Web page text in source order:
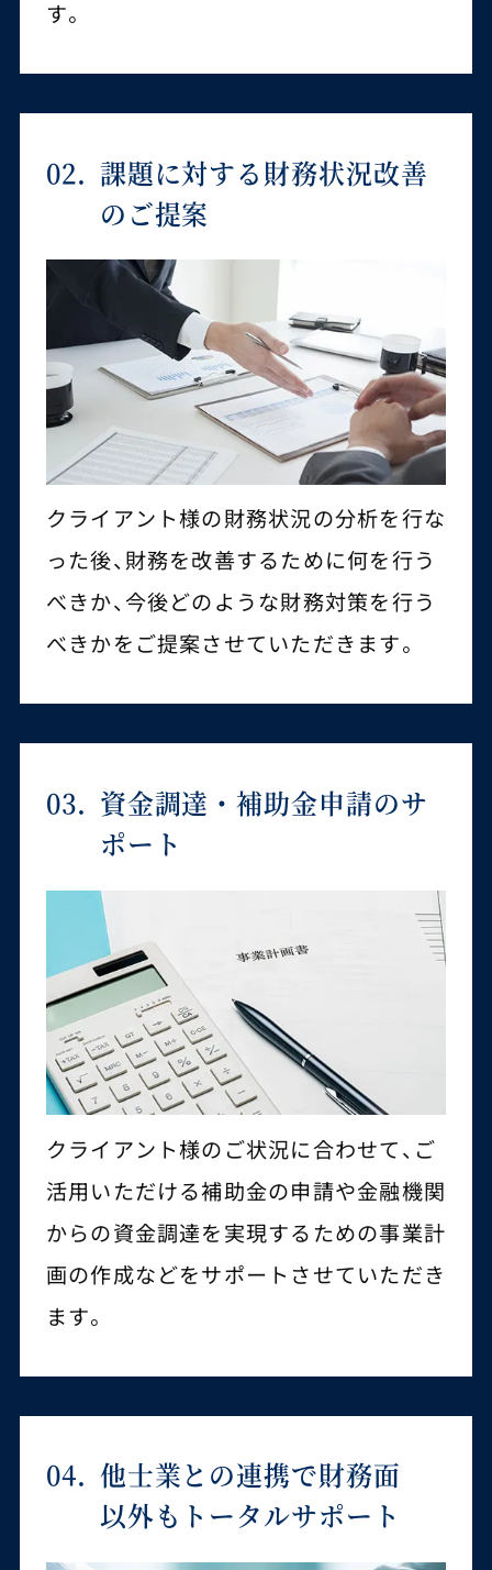
す。
02. 課題に対する財務状況改善
のご提案
クライアント様の財務状況の分析を行な
った後、財務を改善するために何を行う
べきか、今後どのような財務対策を行う
べきかをご提案させていただきます。
03. 資金調達・補助金申請のサ
ポート
クライアント様のご状況に合わせて、ご
活用いただける補助金の申請や金融機関
からの資金調達を実現するための事業計
画の作成などをサポートさせていただき
ます。
04. 他士業との連携で財務面
以外も トータルサポート